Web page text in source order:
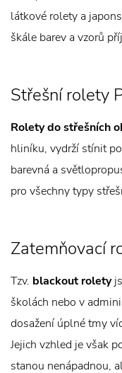
látkové rolety a
škále barev a vzorů
Střešní rolety
Rolety do střešních
hliníku, vydrží stínit
barevná a
pro všechny typy
Zatemňovací
Tzv. blackout rolety
školách nebo v
dosažení úplné tmy
Jejich vzhled je však
stanou nenápadnou,